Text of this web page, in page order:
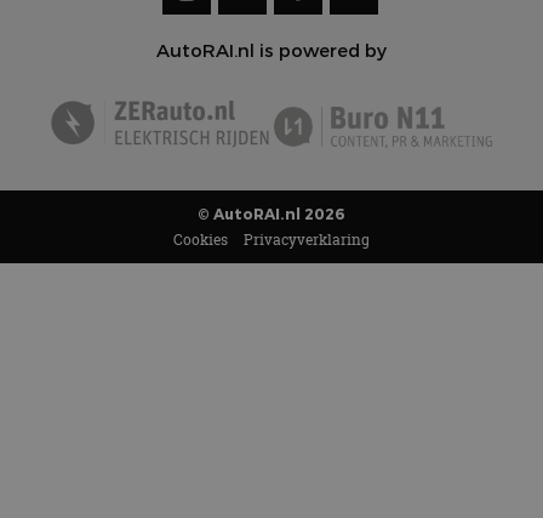
AutoRAI.nl is powered by
© AutoRAI.nl 2026
Cookies Privacyverklaring